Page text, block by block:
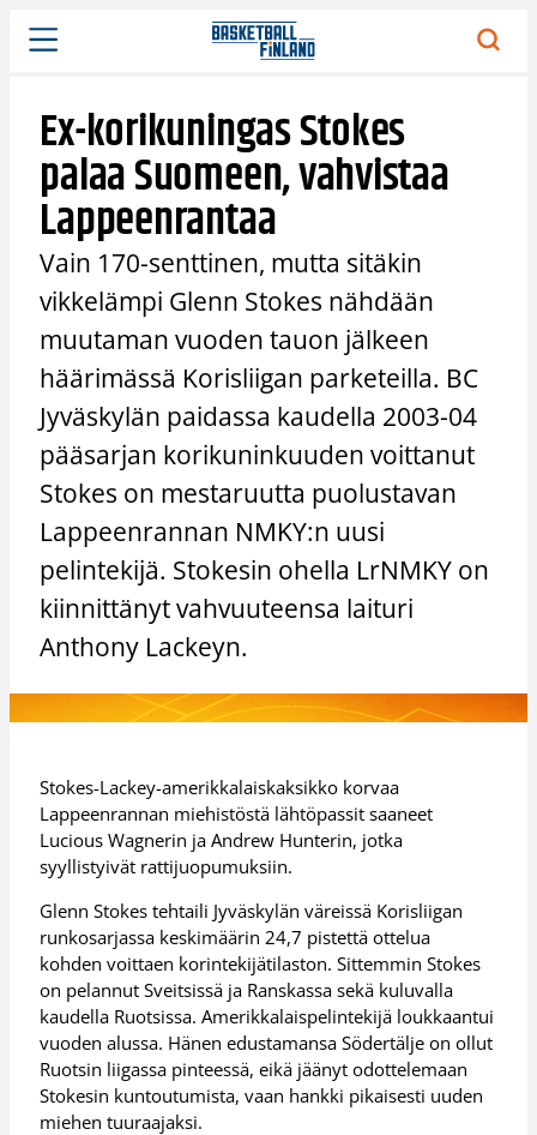
Siirry
sisältöön
Ex-korikuningas Stokes
palaa Suomeen, vahvistaa
Lappeenrantaa
Vain 170-senttinen, mutta sitäkin
vikkelämpi Glenn Stokes nähdään
muutaman vuoden tauon jälkeen
häärimässä Korisliigan parketeilla. BC
Jyväskylän paidassa kaudella 2003-04
pääsarjan korikuninkuuden voittanut
Stokes on mestaruutta puolustavan
Lappeenrannan NMKY:n uusi
pelintekijä. Stokesin ohella LrNMKY on
kiinnittänyt vahvuuteensa laituri
Anthony Lackeyn.
Stokes-Lackey-amerikkalaiskaksikko korvaa
Lappeenrannan miehistöstä lähtöpassit saaneet
Lucious Wagnerin ja Andrew Hunterin, jotka
syyllistyivät rattijuopumuksiin.
Glenn Stokes tehtaili Jyväskylän väreissä Korisliigan
runkosarjassa keskimäärin 24,7 pistettä ottelua
kohden voittaen korintekijätilaston. Sittemmin Stokes
on pelannut Sveitsissä ja Ranskassa sekä kuluvalla
kaudella Ruotsissa. Amerikkalaispelintekijä loukkaantui
vuoden alussa. Hänen edustamansa Södertälje on ollut
Ruotsin liigassa pinteessä, eikä jäänyt odottelemaan
Stokesin kuntoutumista, vaan hankki pikaisesti uuden
miehen tuuraajaksi.